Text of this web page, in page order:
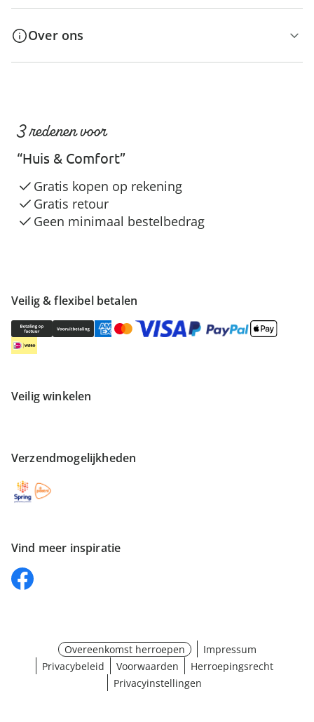
Over ons
Veilig & flexibel betalen
Veilig winkelen
Verzendmogelijkheden
Vind meer inspiratie
3 redenen voor
“Huis & Comfort”
Gratis kopen op rekening
Gratis retour
Geen minimaal bestelbedrag
Overeenkomst herroepen
Impressum
Privacybeleid
Voorwaarden
Herroepingsrecht
Privacyinstellingen